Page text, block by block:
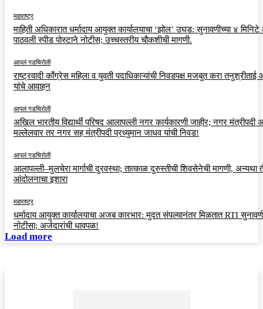
महाराष्ट्र
माहिती अधिकारात धर्मादाय आयुक्त कार्यालयाचा ‘झोल’ उघड: सुनावणीच्या ४
पाठवली स्पीड पोस्टाने नोटीस; उच्चस्तरीय चौकशीची मागणी.
आपलं गडचिरोली
राष्ट्रवादी काँग्रेस महिला व युवती पदाधिकाऱ्यांची निवडपक्ष मजबुत करा तनुश्रीताई
यांचे आवाहन
आपलं गडचिरोली
अखिल भारतीय विद्यार्थी परिषद आलापल्ली नगर कार्यकारणी जाहीर; नगर मंत्रीपदी
मल्लेलवार तर नगर सह मंत्रीपदी प्रध्युमान जाधव यांची निवड!
आपलं गडचिरोली
आलापल्ली–मुलचेरा मार्गाची दुरवस्था; तात्काळ दुरुस्तीची शिवसेनेची मागणी, अन्यथा
आंदोलनाचा इशारा
महाराष्ट्र
धर्मादाय आयुक्त कार्यालयाचा अजब कारभार: मुदत संपल्यानंतर मिळतात RTI
नोटीसा; अर्जदारांची धावपळ!
Load more